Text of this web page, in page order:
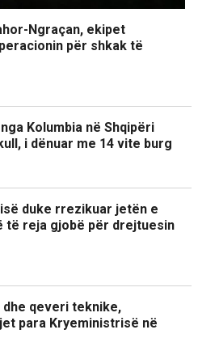
Ngraçan, ekipet
për shkak të
Kolumbia në Shqipëri
i dënuar me 14 vite burg
duke rrezikuar jetën e
të reja gjobë për drejtuesin
qeveri teknike,
para Kryeministrisë në